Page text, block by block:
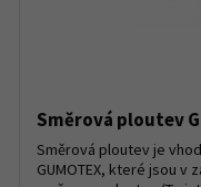
Směrová ploutev
Směrová ploutev je
GUMOTEX, které jsou v